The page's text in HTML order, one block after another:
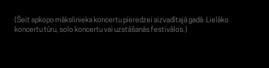
(Šeit apkopo mākslinieka koncertu pieredzei aizvadītajā gadā: Lielāko
koncertu tūru, solo koncertu vai uzstāšanās festivālos.)